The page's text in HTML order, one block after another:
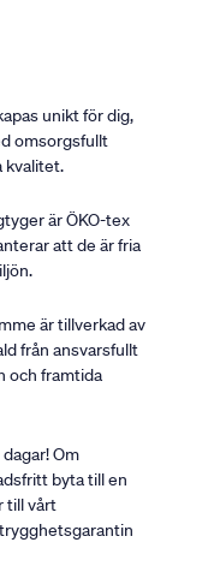
unikt för dig,
omsorgsfullt
kvalitet.
är ÖKO-tex
att de är fria
är tillverkad av
från ansvarsfullt
och framtida
Om
byta till en
till vårt